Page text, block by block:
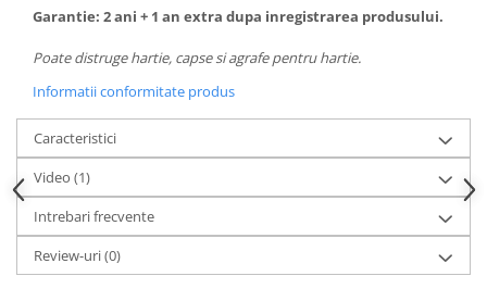
Reflectorizante
Incaltaminte de oras si munte
Echipamente medicale
Manusi de protectie
Accesorii pentru protectia capului
Casti de protectie
Antifoane
Garantie: 2 ani + 1 an extra dupa inregistrarea produsului.
Poate distruge hartie, capse si agrafe pentru hartie.
Informatii conformitate produs
Caracteristici
Video (1)
Intrebari frecvente
Review-uri(0)